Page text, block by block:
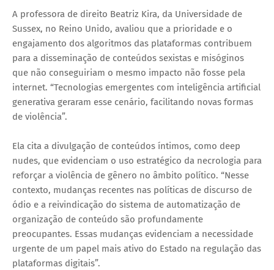
A professora de direito Beatriz Kira, da Universidade de
Sussex, no Reino Unido, avaliou que a prioridade e o
engajamento dos algoritmos das plataformas contribuem
para a disseminação de conteúdos sexistas e misóginos
que não conseguiriam o mesmo impacto não fosse pela
internet. “Tecnologias emergentes com inteligência artificial
generativa geraram esse cenário, facilitando novas formas
de violência”.
Ela cita a divulgação de conteúdos íntimos, como deep
nudes, que evidenciam o uso estratégico da necrologia para
reforçar a violência de gênero no âmbito político. “Nesse
contexto, mudanças recentes nas políticas de discurso de
ódio e a reivindicação do sistema de automatização de
organização de conteúdo são profundamente
preocupantes. Essas mudanças evidenciam a necessidade
urgente de um papel mais ativo do Estado na regulação das
plataformas digitais”.